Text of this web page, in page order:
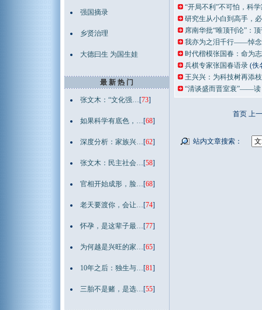
强国摘录
乡贤治理
大德曰生 为国生娃
最 新 热 门
张文木：“文化强…[73]
如果科学有底色，…[68]
深度分析：家族兴…[62]
张文木：民主社会…[58]
官相开始成形，脸…[68]
老天要渡你，会让…[74]
怀孕，是这辈子最…[77]
为何越是兴旺的家…[65]
10年之后：独生与…[81]
三胎不是赌，是选…[55]
“开局不利”不可怕，科
研究生从小白到高手，
席南华批“唯顶刊论”：
我亦为之泪千行——悼
时代楷模张国春：命为
兵棋专家张国春语录 (佚
王兴兴：为科技树再添
“清谈盛而晋室衰”——
首页 上
站内文章搜索：